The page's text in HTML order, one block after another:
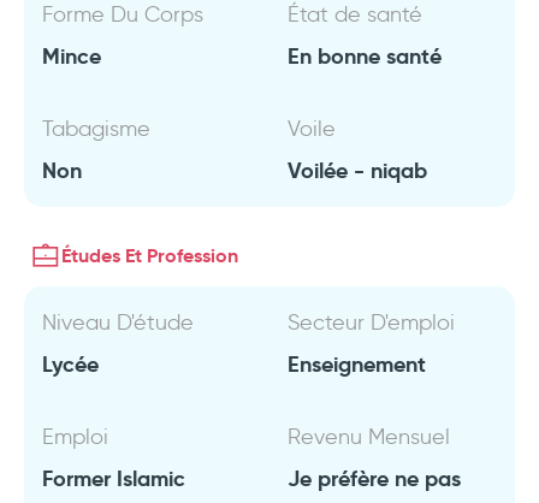
Forme Du Corps
Mince
État de santé
En bonne santé
Tabagisme
Non
Voile
Voilée - niqab
Études Et Profession
Niveau D'étude
Lycée
Secteur D'emploi
Enseignement
Emploi
Former Islamic
Revenu Mensuel
Je préfère ne pas